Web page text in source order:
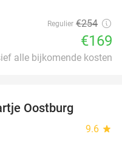
Regulier €254
€169
alle bijkomende kosten
Oostburg
9.6 star